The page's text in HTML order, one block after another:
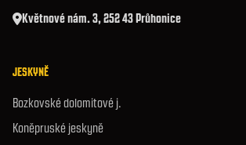
Květnové nám. 3, 252 43 Průhonice
JESKYNĚ
Bozkovské dolomitové j.
Koněpruské jeskyně